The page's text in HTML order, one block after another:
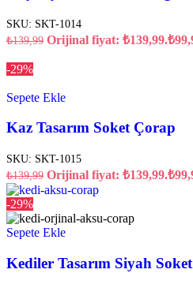
SKU: SKT-1014
₺139,99 Orijinal fiyat: ₺139,99.₺
-29%
Sepete Ekle
Kaz Tasarım Soket Çorap
SKU: SKT-1015
₺139,99 Orijinal fiyat: ₺139,99.₺
-29%
Sepete Ekle
Kediler Tasarım Siyah